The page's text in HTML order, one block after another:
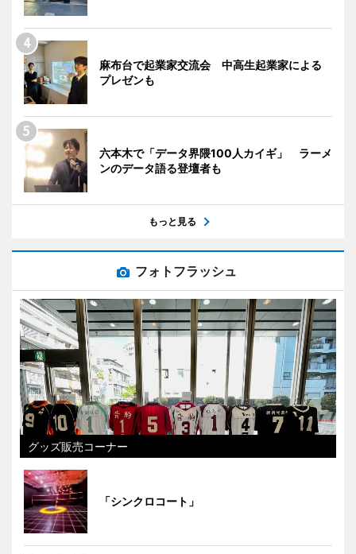
麻布台で起業家交流会 中高生起業家による
プレゼンも
六本木で「データ界隈100人カイギ」 ラーメ
ンのデータ語る登壇者も
もっと見る
フォトフラッシュ
グッズ販売コーナー
「シンクロコート」